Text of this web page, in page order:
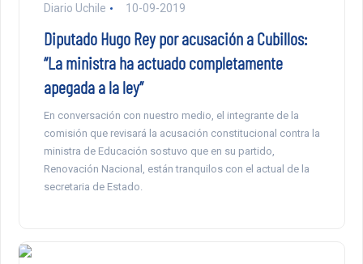
Diario Uchile 10-09-2019
Diputado Hugo Rey por acusación a Cubillos:
“La ministra ha actuado completamente
apegada a la ley”
En conversación con nuestro medio, el integrante de la
comisión que revisará la acusación constitucional contra la
ministra de Educación sostuvo que en su partido,
Renovación Nacional, están tranquilos con el actual de la
secretaria de Estado.